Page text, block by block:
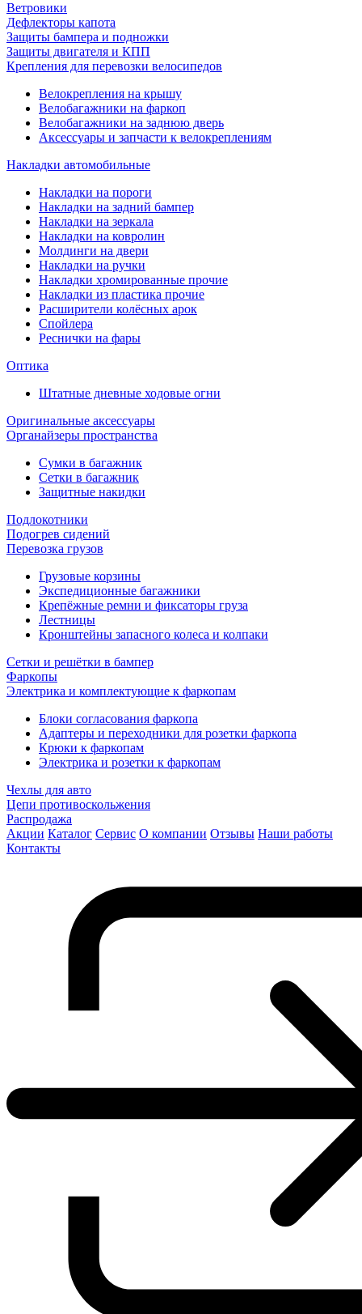
Ветровики
Дефлекторы капота
Защиты бампера и подножки
Защиты двигателя и КПП
Крепления для перевозки велосипедов
Велокрепления на крышу
Велобагажники на фаркоп
Велобагажники на заднюю дверь
Аксессуары и запчасти к велокреплениям
Накладки автомобильные
Накладки на пороги
Накладки на задний бампер
Накладки на зеркала
Накладки на ковролин
Молдинги на двери
Накладки на ручки
Накладки хромированные прочие
Накладки из пластика прочие
Расширители колёсных арок
Спойлера
Реснички на фары
Оптика
Штатные дневные ходовые огни
Оригинальные аксессуары
Органайзеры пространства
Сумки в багажник
Сетки в багажник
Защитные накидки
Подлокотники
Подогрев сидений
Перевозка грузов
Грузовые корзины
Экспедиционные багажники
Крепёжные ремни и фиксаторы груза
Лестницы
Кронштейны запасного колеса и колпаки
Сетки и решётки в бампер
Фаркопы
Электрика и комплектующие к фаркопам
Блоки согласования фаркопа
Адаптеры и переходники для розетки фаркопа
Крюки к фаркопам
Электрика и розетки к фаркопам
Чехлы для авто
Цепи противоскольжения
Распродажа
Акции Каталог Сервис О компании Отзывы Наши работы
Контакты